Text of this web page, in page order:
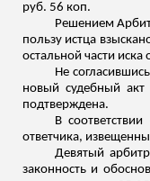
руб. 56 коп.
Решением
пользу истца
остальной части иска
Не
новый судебный
подтверждена.
В
ответчика,
Девятый
законность и